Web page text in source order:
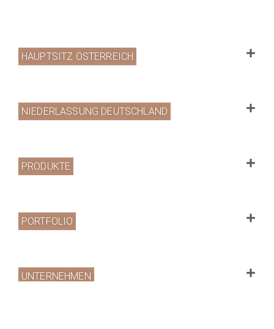
HAUPTSITZ ÖSTERREICH
NIEDERLASSUNG DEUTSCHLAND
PRODUKTE
PORTFOLIO
UNTERNEHMEN